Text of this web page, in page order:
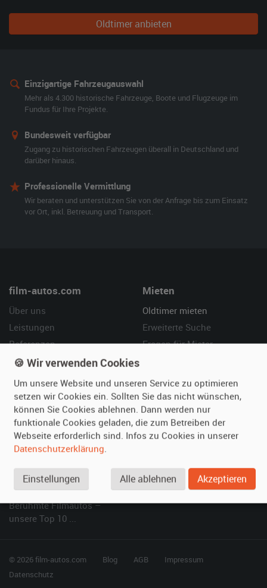
Oldtimer anbieten
Einzigartige Fahrzeugauswahl
Mehr als 4.300 historische Fahrzeuge, Boote und Flugzeuge im
Fundus für Ihre Projekte.
Bundesweit verfügbar
Zugang zu historischen Fahrzeugen überall in Deutschland und
darüber hinaus.
Professionelle Vermittlung
Wir beraten und unterstützen Sie von der Anfrage bis zum Einsatz
vor Ort, inkl. Betreuung und Transport.
film-autos.com
Über uns
Leistungen
Referenzen
Kundenmeinungen
Mieten
Oldtimer mieten
Erweiterte Suche
Fragen für Mieter
Vermieten
Oldtimer anmelden
Fotos senden
Fragen für Vermieter
Hilfe
Häufige Fragen (FAQ)
So funktioniert's
SPECIAL
Berühmte Filmautos –
unsere Top 10 ...
© 2026 film-autos.com Blog AGB
Impressum
Datenschutz
🍪 Wir verwenden Cookies
Um unsere Website und unseren Service zu optimieren
setzen wir Cookies ein. Sollten Sie das nicht wünschen,
können Sie Cookies ablehnen. Dann werden nur
funktionale Cookies geladen, die zum Betreiben der
Webseite erforderlich sind. Infos zu Cookies in unserer
Datenschutzerklärung.
Einstellungen Alle ablehnen Akzeptieren